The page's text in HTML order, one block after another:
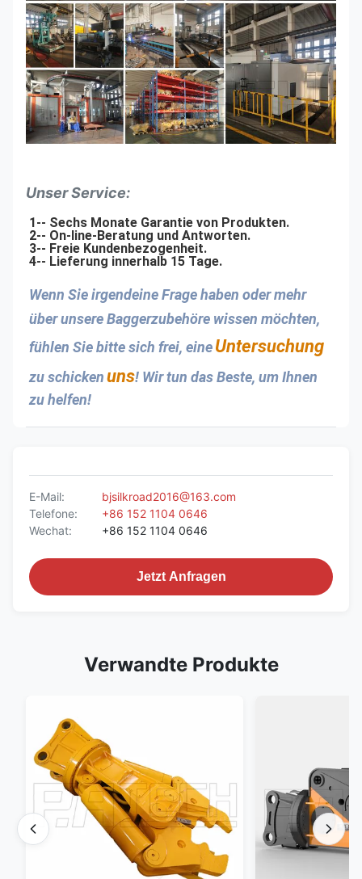
Unser Service:
1-- Sechs Monate Garantie von Produkten.
2-- On-line-Beratung und Antworten.
3-- Freie Kundenbezogenheit.
4-- Lieferung innerhalb 15 Tage.
Wenn Sie irgendeine Frage haben oder mehr
über unsere Baggerzubehöre wissen möchten,
fühlen Sie bitte sich frei, eineUntersuchung
zu schickenuns! Wir tun das Beste, um Ihnen
zu helfen!
E-Mail:
bjsilkroad2016@163.com
Telefone:
+86 152 1104 0646
Wechat:
+86 152 1104 0646
Jetzt Anfragen
Verwandte Produkte